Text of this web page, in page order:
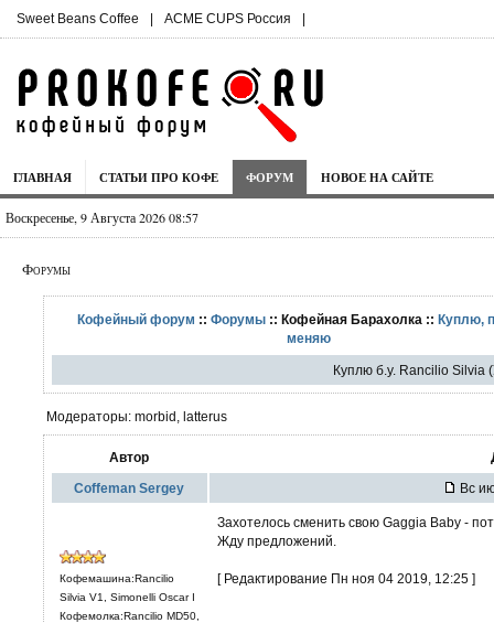
Sweet Beans Coffee | ACME CUPS Россия |
ГЛАВНАЯ СТАТЬИ ПРО КОФЕ ФОРУМ НОВОЕ НА САЙТЕ
Воскресенье, 9 Августа 2026 08:57
Форумы
Кофейный форум :: Форумы :: Кофейная Барахолка :: Куплю,
меняю
Куплю б.у. Rancilio Silvia
Модераторы: morbid, latterus
Автор
Coffeman Sergey Вс
Кофемашина:Rancilio
Silvia V1, Simonelli Oscar I
Кофемолка:Rancilio MD50,
Захотелось сменить свою Gaggia Baby -
Жду предложений.
[ Редактирование Пн ноя 04 2019, 12:25 ]